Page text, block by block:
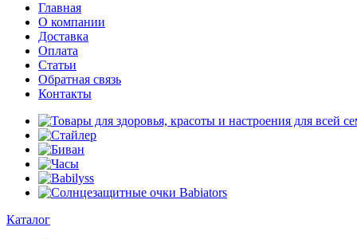
Главная
О компании
Доставка
Оплата
Статьи
Обратная связь
Контакты
Каталог